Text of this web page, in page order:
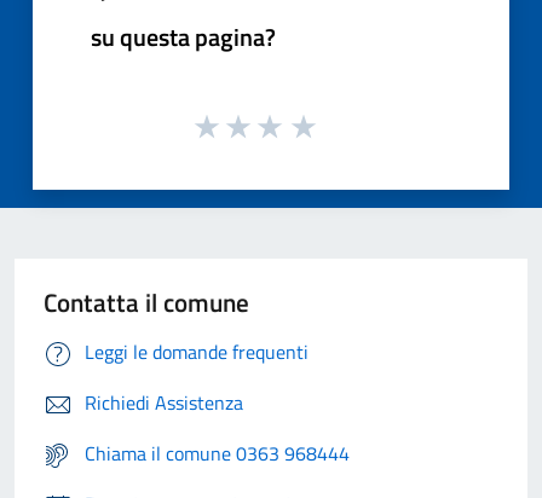
su questa pagina?
Contatta il comune
Leggi le domande frequenti
Richiedi Assistenza
Chiama il comune 0363 968444